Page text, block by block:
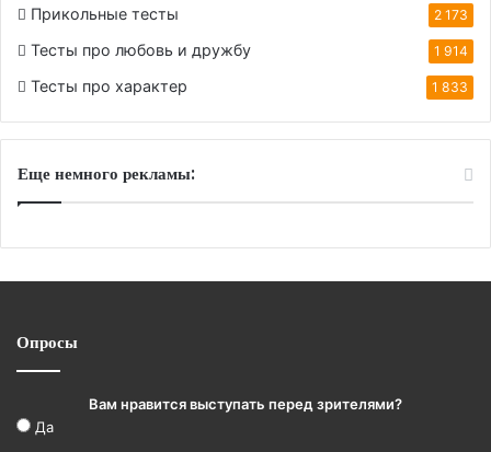
Прикольные тесты 2 173
Тесты про любовь и дружбу 1 914
Тесты про характер 1 833
Еще немного рекламы:
Опросы
Вам нравится выступать перед зрителями?
Да